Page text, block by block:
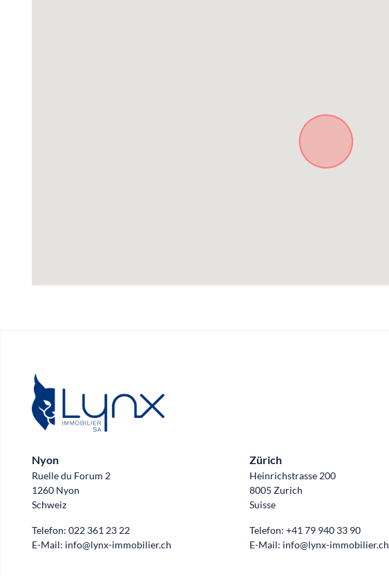
Nyon
Ruelle du Forum 2
1260 Nyon
Schweiz
Telefon: 022 361 23 22
E-Mail: info@lynx-immobilier.ch
Zürich
Heinrichstrasse 200
8005 Zurich
Suisse
Telefon: +41 79 940 33 90
E-Mail: info@lynx-immobilier.ch